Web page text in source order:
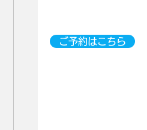
ご予約はこちら